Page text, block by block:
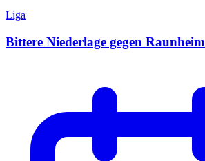
Liga
Bittere Niederlage gegen Raunheim